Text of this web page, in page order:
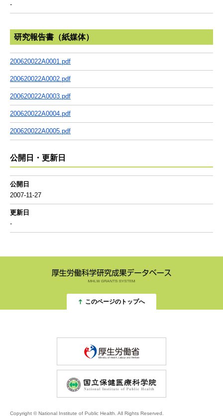
-
研究報告書（紙媒体）
200620022A0001.pdf
200620022A0002.pdf
200620022A0003.pdf
200620022A0004.pdf
200620022A0005.pdf
公開日・更新日
公開日
2007-11-27
更新日
-
このページのトップへ
Copyright ©︎ National Institute of Public Health. All Rights Reserved.